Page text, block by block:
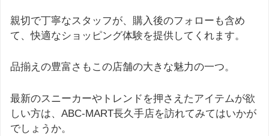
親切で丁寧なスタッフが、購入後のフォローも含め
て、快適なショッピング体験を提供してくれます。
品揃えの豊富さもこの店舗の大きな魅力の一つ。
最新のスニーカーやトレンドを押さえたアイテムが欲
しい方は、ABC-MART長久手店を訪れてみてはいかが
でしょうか。